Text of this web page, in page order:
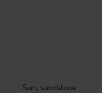
Sam, sandstone